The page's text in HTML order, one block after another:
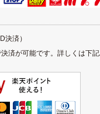
決済）
済が可能です。詳しくは下